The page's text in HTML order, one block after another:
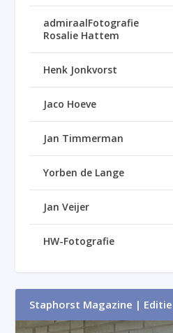
admiraalFotografie
Rosalie Hattem
Henk Jonkvorst
Jaco Hoeve
Jan Timmerman
Yorben de Lange
Jan Veijer
HW-Fotografie
Staphorst Magazine |